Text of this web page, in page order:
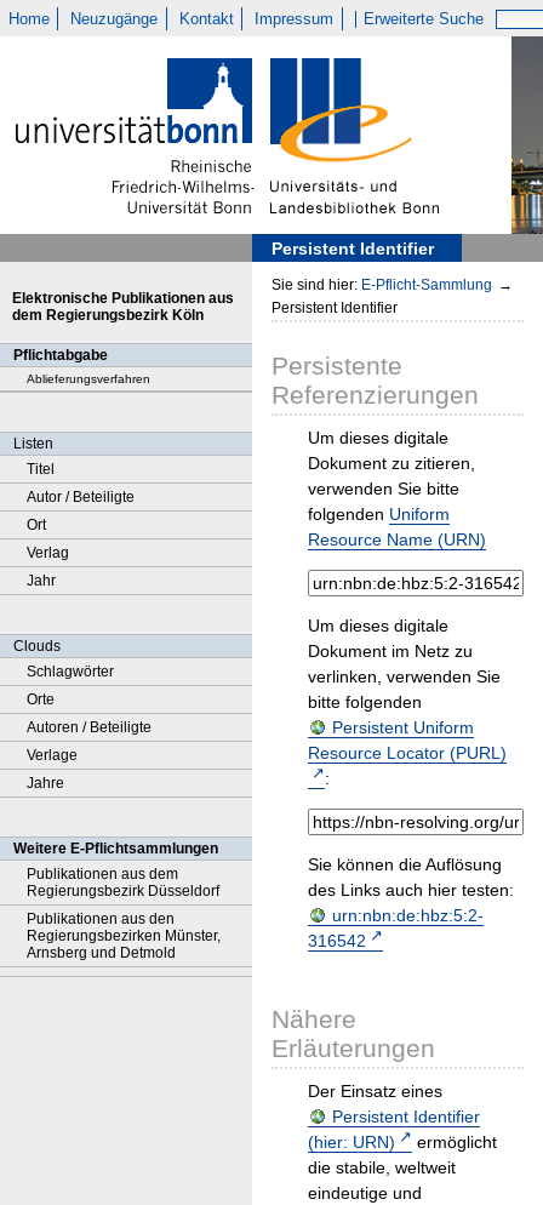
Home Neuzugänge Kontakt Impressum Erweiterte Suche
Persistent Identifier
Elektronische Publikationen aus
dem Regierungsbezirk Köln
Pflichtabgabe
Ablieferungsverfahren
Listen
Titel
Autor / Beteiligte
Ort
Verlag
Jahr
Clouds
Schlagwörter
Orte
Autoren / Beteiligte
Verlage
Jahre
Weitere E-Pflichtsammlungen
Publikationen aus dem
Regierungsbezirk Düsseldorf
Publikationen aus den
Regierungsbezirken Münster,
Arnsberg und Detmold
Sie sind hier: E-Pflicht-Sammlung →
Persistent Identifier
Persistente
Referenzierungen
Um dieses digitale
Dokument zu zitieren,
verwenden Sie bitte
folgenden Uniform
Resource Name (URN)
Um dieses digitale
Dokument im Netz zu
verlinken, verwenden Sie
bitte folgenden
Persistent Uniform
Resource Locator (PURL)
:
Sie können die Auflösung
des Links auch hier testen:
urn:nbn:de:hbz:5:2-
316542
Nähere
Erläuterungen
Der Einsatz eines
Persistent Identifier
(hier: URN)
ermöglicht
die stabile, weltweit
eindeutige und